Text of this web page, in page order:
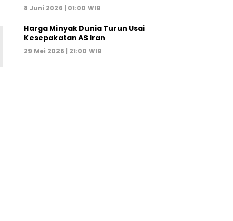
8 Juni 2026 | 01:00 WIB
Harga Minyak Dunia Turun Usai
Kesepakatan AS Iran
29 Mei 2026 | 21:00 WIB